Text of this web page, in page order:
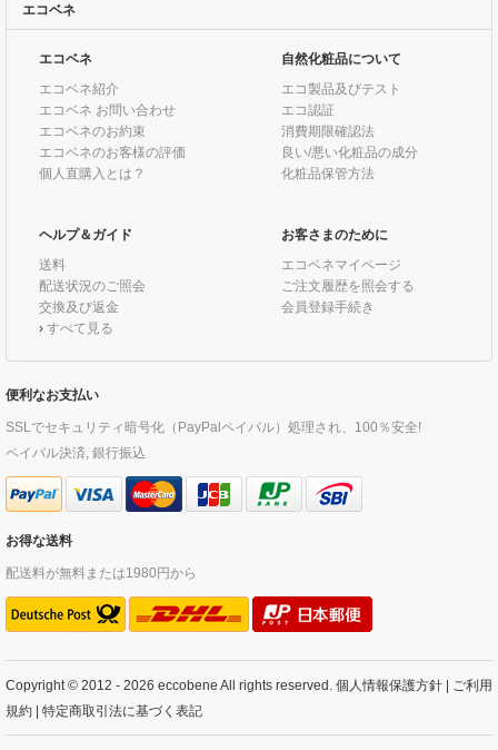
エコベネ
エコベネ
エコベネ紹介
エコベネ お問い合わせ
エコベネのお約束
エコベネのお客様の評価
個人直購入とは？
自然化粧品について
エコ製品及びテスト
エコ認証
消費期限確認法
良い/悪い化粧品の成分
化粧品保管方法
ヘルプ＆ガイド
送料
配送状況のご照会
交換及び返金
› すべて見る
お客さまのために
エコベネマイページ
ご注文履歴を照会する
会員登録手続き
便利なお支払い
SSLでセキュリティ暗号化（PayPalペイパル）処理され、100％安全!
ペイパル決済, 銀行振込
お得な送料
配送料が無料または1980円から
Copyright © 2012 - 2026 eccobene All rights reserved. 個人情報保護方針 | ご利用
規約 | 特定商取引法に基づく表記